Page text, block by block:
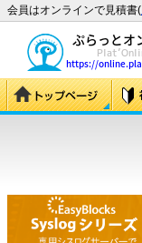
会員はオンラインで見積書(